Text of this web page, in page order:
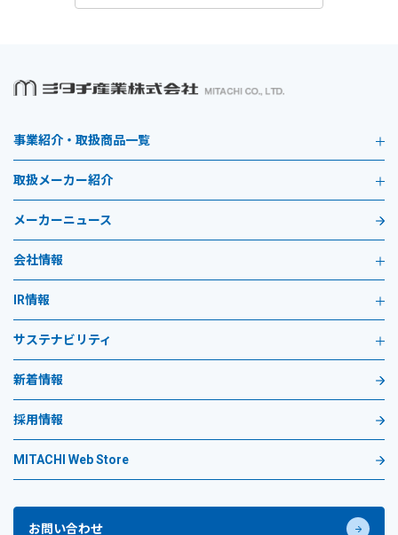
事業紹介・取扱商品一覧
取扱メーカー紹介
メーカーニュース
会社情報
IR情報
サステナビリティ
新着情報
採用情報
MITACHI Web Store
お問い合わせ